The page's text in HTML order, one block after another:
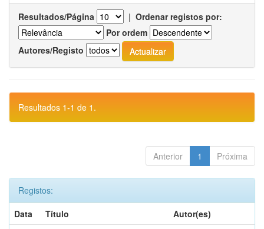
Resultados/Página | Ordenar registos por:
Por ordem
Autores/Registo
Resultados 1-1 de 1.
Anterior 1 Próxima
Registos:
Data
Título
Autor(es)